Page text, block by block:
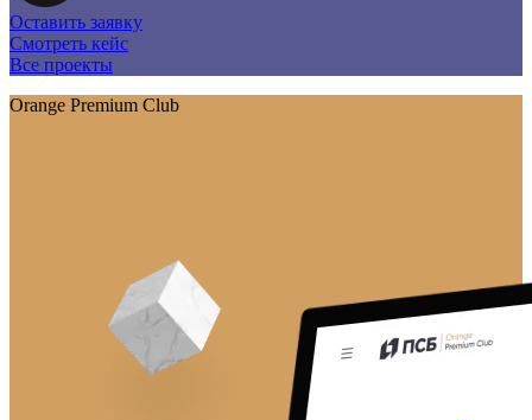
Оставить заявку
Смотреть кейс
Все проекты
Orange Premium Club